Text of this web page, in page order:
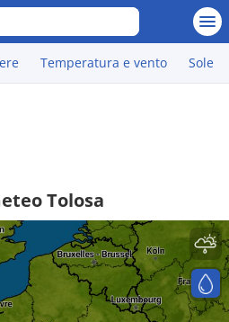
Temperatura e vento Sole
Tolosa